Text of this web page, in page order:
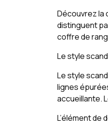
Découvrez la
distinguent
coffre de
Le style
Le style
lignes
accueillante.
L’élément de